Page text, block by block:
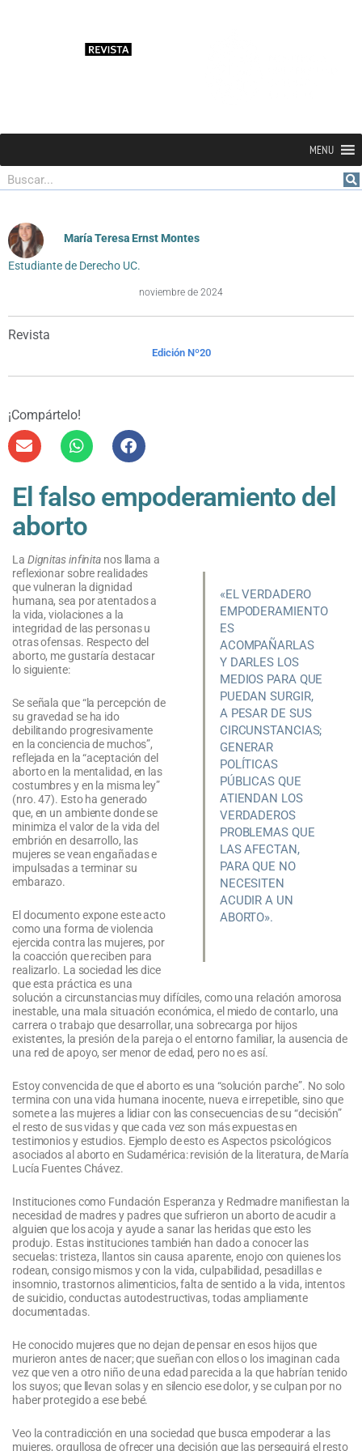
MENU
Buscar
María Teresa Ernst Montes
Estudiante de Derecho UC.
noviembre de 2024
Revista
Edición Nº20
¡Compártelo!
El falso empoderamiento del
aborto
«EL VERDADERO
EMPODERAMIENTO
ES
ACOMPAÑARLAS
Y DARLES LOS
MEDIOS PARA QUE
PUEDAN SURGIR,
A PESAR DE SUS
CIRCUNSTANCIAS;
GENERAR
POLÍTICAS
PÚBLICAS QUE
ATIENDAN LOS
VERDADEROS
PROBLEMAS QUE
LAS AFECTAN,
PARA QUE NO
NECESITEN
ACUDIR A UN
ABORTO».
La Dignitas infinita nos llama a
reflexionar sobre realidades
que vulneran la dignidad
humana, sea por atentados a
la vida, violaciones a la
integridad de las personas u
otras ofensas. Respecto del
aborto, me gustaría destacar
lo siguiente:
Se señala que “la percepción de
su gravedad se ha ido
debilitando progresivamente
en la conciencia de muchos”,
reflejada en la “aceptación del
aborto en la mentalidad, en las
costumbres y en la misma ley”
(nro. 47). Esto ha generado
que, en un ambiente donde se
minimiza el valor de la vida del
embrión en desarrollo, las
mujeres se vean engañadas e
impulsadas a terminar su
embarazo.
El documento expone este acto
como una forma de violencia
ejercida contra las mujeres, por
la coacción que reciben para
realizarlo. La sociedad les dice
que esta práctica es una
solución a circunstancias muy difíciles, como una relación amorosa
inestable, una mala situación económica, el miedo de contarlo, una
carrera o trabajo que desarrollar, una sobrecarga por hijos
existentes, la presión de la pareja o el entorno familiar, la ausencia de
una red de apoyo, ser menor de edad, pero no es así.
Estoy convencida de que el aborto es una “solución parche”. No solo
termina con una vida humana inocente, nueva e irrepetible, sino que
somete a las mujeres a lidiar con las consecuencias de su “decisión”
el resto de sus vidas y que cada vez son más expuestas en
testimonios y estudios. Ejemplo de esto es Aspectos psicológicos
asociados al aborto en Sudamérica: revisión de la literatura, de María
Lucía Fuentes Chávez.
Instituciones como Fundación Esperanza y Redmadre manifiestan la
necesidad de madres y padres que sufrieron un aborto de acudir a
alguien que los acoja y ayude a sanar las heridas que esto les
produjo. Estas instituciones también han dado a conocer las
secuelas: tristeza, llantos sin causa aparente, enojo con quienes los
rodean, consigo mismos y con la vida, culpabilidad, pesadillas e
insomnio, trastornos alimenticios, falta de sentido a la vida, intentos
de suicidio, conductas autodestructivas, todas ampliamente
documentadas.
He conocido mujeres que no dejan de pensar en esos hijos que
murieron antes de nacer; que sueñan con ellos o los imaginan cada
vez que ven a otro niño de una edad parecida a la que habrían tenido
los suyos; que llevan solas y en silencio ese dolor, y se culpan por no
haber protegido a ese bebé.
Veo la contradicción en una sociedad que busca empoderar a las
mujeres, orgullosa de ofrecer una decisión que las perseguirá el resto